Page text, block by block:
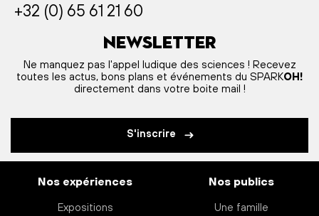
+32 (0) 65 61 21 60
Newsletter
Ne manquez pas l'appel ludique des sciences ! Recevez
toutes les actus, bons plans et événements du SPARKOH!
directement dans votre boite mail !
S'inscrire
Nos expériences
Expositions
Nos publics
Une famille